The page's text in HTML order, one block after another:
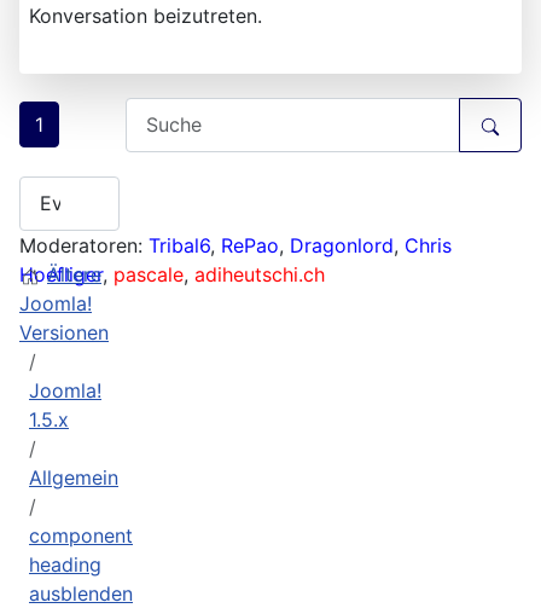
Konversation beizutreten.
1
Moderatoren: Tribal6, RePao, Dragonlord, Chris
Hoefliger, pascale, adiheutschi.ch
Ältere
Joomla!
Versionen
Joomla!
1.5.x
Allgemein
component
heading
ausblenden